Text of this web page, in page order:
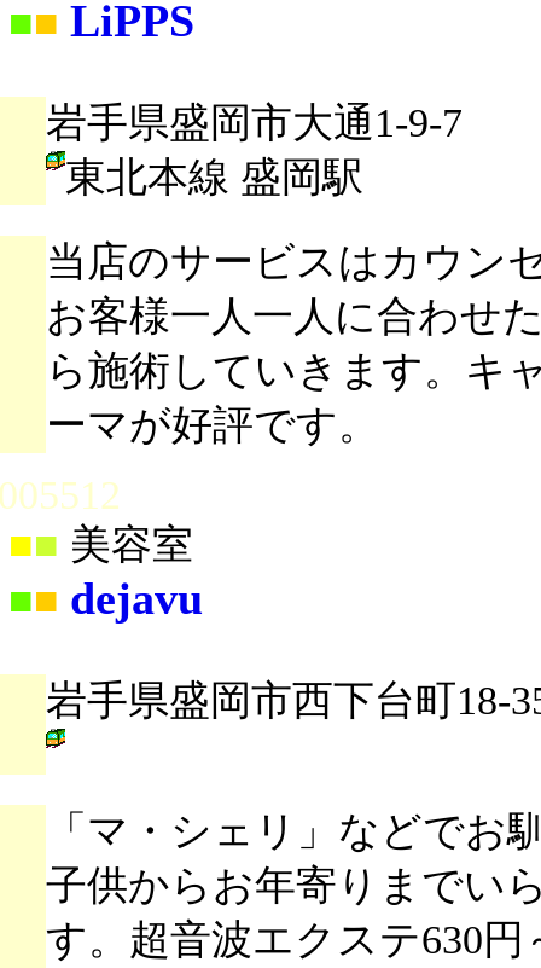
■■ LiPPS
岩手県盛岡市大通1-9-7
東北本線 盛岡駅
当店のサービスはカウン
お客様一人一人に合わせ
ら施術していきます。キ
ーマが好評です。
■ 美容室
■■ dejavu
岩手県盛岡市西下台町18-
「マ・シェリ」などでお
子供からお年寄りまでい
す。超音波エクステ630